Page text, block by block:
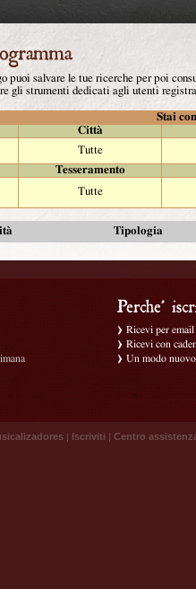
puoi salvare le tue ricerche per poi
gli strumenti dedicati agli utenti
Stai
Città
Tutte
Tesseramento
Tutte
Tipologia
Ricevi per
Ricevi con
Un modo
| Iscriviti | Centro